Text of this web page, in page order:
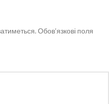
Обов’язкові поля